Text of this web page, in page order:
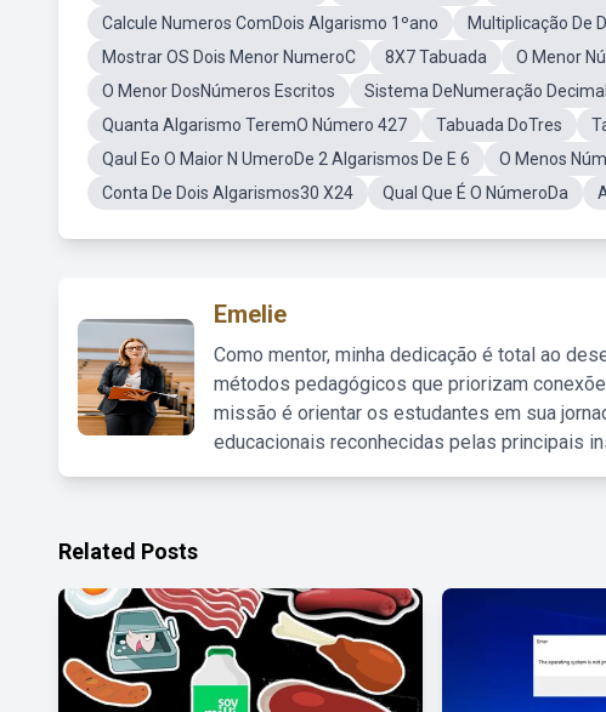
Calcule Numeros ComDois Algarismo 1ºano
Multiplicação De
Mostrar OS Dois Menor NumeroC
8X7 Tabuada O Menor
O Menor DosNúmeros Escritos
Sistema DeNumeração Decimal
Quanta Algarismo TeremO Número 427
Tabuada DoTres
Qaul Eo O Maior N UmeroDe 2 Algarismos De E 6
O Menos
Conta De Dois Algarismos30 X24
Qual Que É O NúmeroDa
Emelie
Como mentor, minha dedicação é total ao
métodos pedagógicos que priorizam
missão é orientar os estudantes em sua
educacionais reconhecidas pelas principais
Related Posts